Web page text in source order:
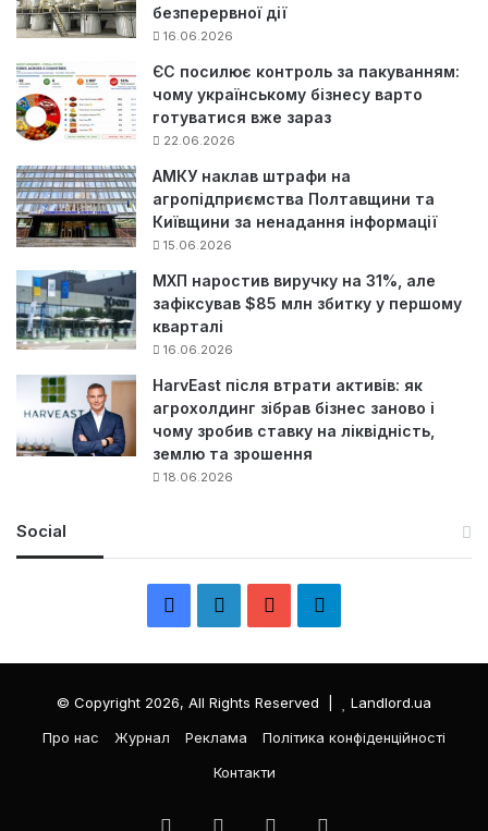
безперервної дії
16.06.2026
ЄС посилює контроль за пакуванням:
чому українському бізнесу варто
готуватися вже зараз
22.06.2026
АМКУ наклав штрафи на
агропідприємства Полтавщини та
Київщини за ненадання інформації
15.06.2026
МХП наростив виручку на 31%, але
зафіксував $85 млн збитку у першому
кварталі
16.06.2026
HarvEast після втрати активів: як
агрохолдинг зібрав бізнес заново і
чому зробив ставку на ліквідність,
землю та зрошення
18.06.2026
Social
e
k
e
T
л
е
р
© Copyright 2026, All Rights Reserved |
Landlord.ua
Про нас
Журнал Реклама
Політика конфіденційності
Контакти
FacebookLinkedInYouTube